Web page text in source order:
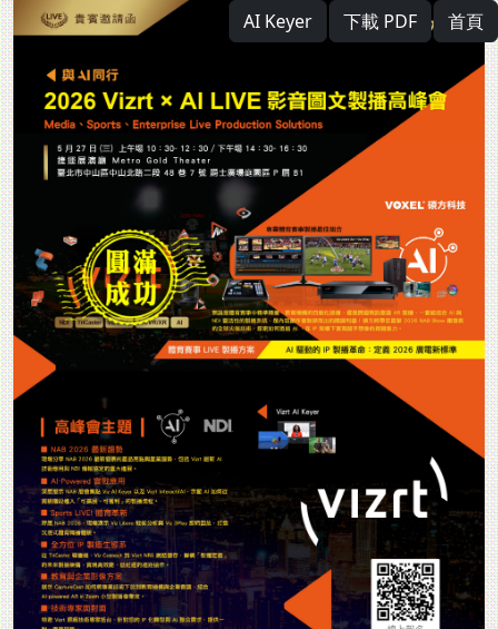
首頁
下載 PDF
AI Keyer